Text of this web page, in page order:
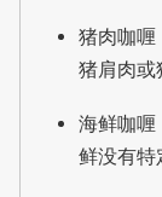
猪肉咖喱
猪肩肉或
海鲜咖喱
鲜没有特